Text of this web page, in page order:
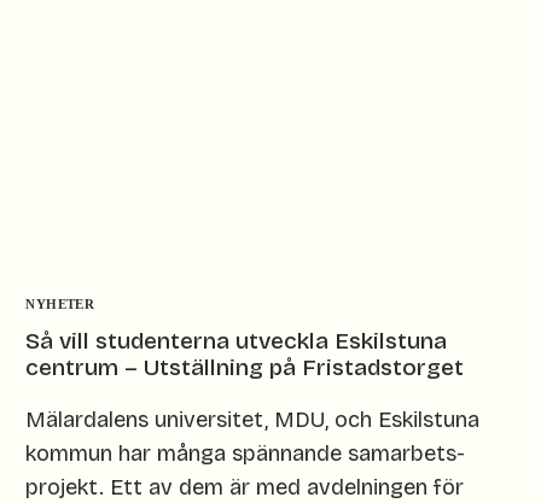
NYHETER
Så vill studenterna utveckla Eskilstuna
centrum – Utställning på Fristadstorget
Mälardalens universitet, MDU, och Eskilstuna
kommun har många spännande samarbets-
projekt. Ett av dem är med avdelningen för